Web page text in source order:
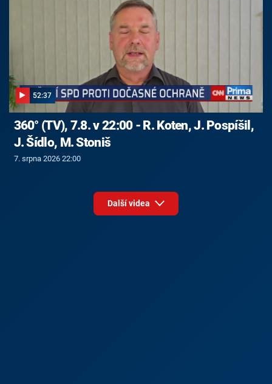
52:37
360° (TV), 7.8. v 22:00 - R. Koten, J. Pospíšil,
J. Šídlo, M. Stoniš
7. srpna 2026 22:00
Další videa